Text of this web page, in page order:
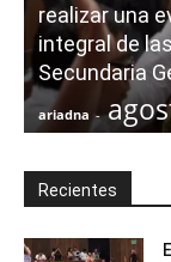
realizar una
integral de
Secundaria
ariadna -
Recientes